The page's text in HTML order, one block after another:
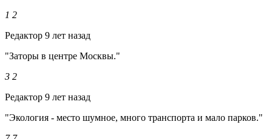
1 2
Редактор 9 лет назад
"Заторы в центре Москвы."
3 2
Редактор 9 лет назад
"Экология - место шумное, много транспорта и мало парков."